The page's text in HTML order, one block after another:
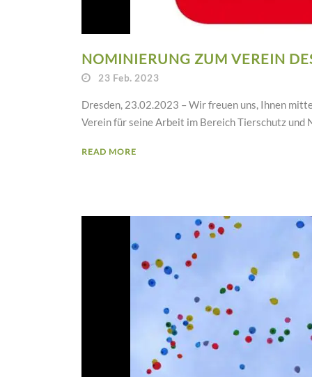
NOMINIERUNG ZUM VEREIN
23 Feb. 2023
Dresden, 23.02.2023 – Wir freuen uns, Ihnen
Verein für seine Arbeit im Bereich Tierschutz und
READ MORE